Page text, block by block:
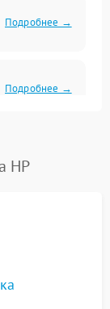
Подробнее →
Подробнее →
Подробнее →
HP